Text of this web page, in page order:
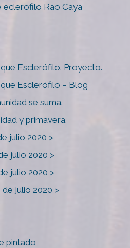
eclerofilo Rao Caya
Esclerófilo. Proyecto.
Esclerófilo – Blog
se suma.
y primavera.
julio 2020 >
julio 2020 >
julio 2020 >
julio 2020 >
pintado